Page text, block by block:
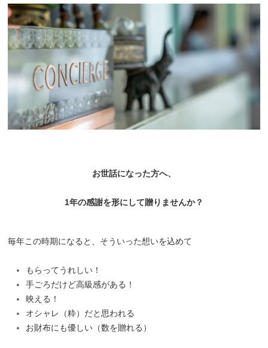
お世話になった方へ、
1年の感謝を形にして贈りませんか？
毎年この時期になると、そういった想いを込めて
もらってうれしい！
手ごろだけど高級感がある！
映える！
オシャレ（粋）だと思われる
お財布にも優しい（数を贈れる）